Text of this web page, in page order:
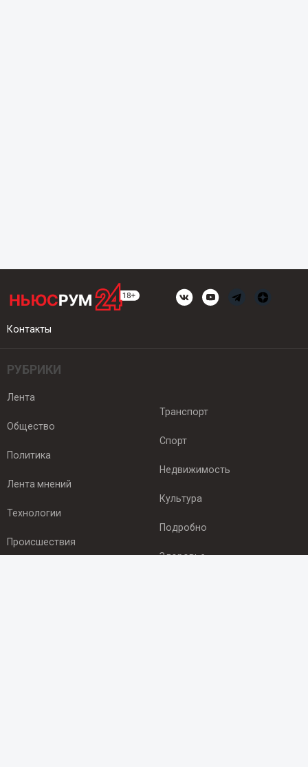
Контакты
РУБРИКИ
Лента
Общество
Политика
Лента мнений
Технологии
Происшествия
Транспорт
Спорт
Недвижимость
Культура
Подробно
Здоровье